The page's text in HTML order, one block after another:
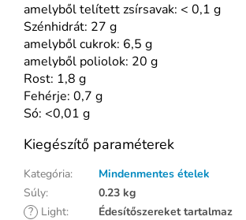
amelyből telített zsírsavak: < 0,1 g
Szénhidrát: 27 g
amelyből cukrok: 6,5 g
amelyből poliolok: 20 g
Rost: 1,8 g
Fehérje: 0,7 g
Só: <0,01 g
Kiegészítő paraméterek
Kategória:
Mindenmentes ételek
Súly:
0.23 kg
? Light:
Édesítőszereket tartalmaz